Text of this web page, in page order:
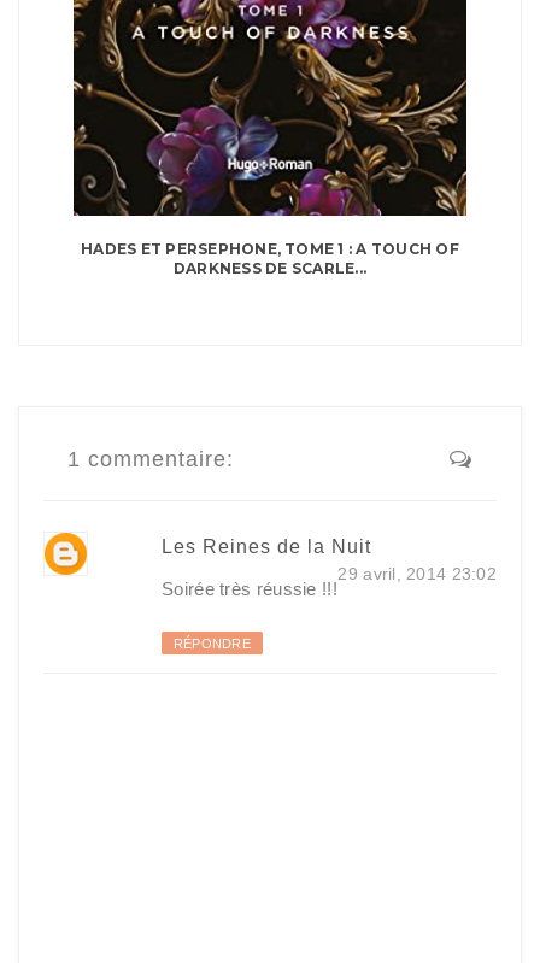
HADES ET PERSEPHONE, TOME 1 : A TOUCH OF
DARKNESS DE SCARLE...
1 commentaire:
Les Reines de la Nuit
29 avril, 2014 23:02
Soirée très réussie !!!
RÉPONDRE